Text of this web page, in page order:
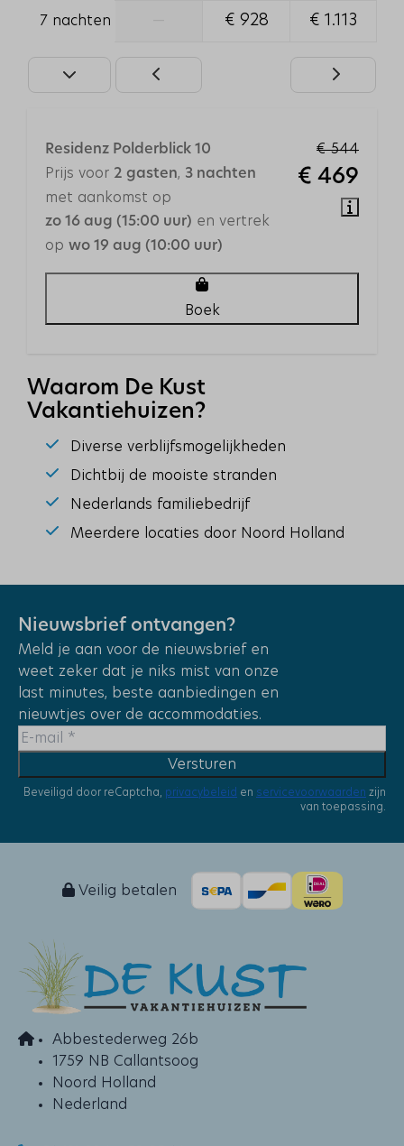
Buiten
Balkon
Ligging
Centrale ligging
Dichtbij het strand
Burgerbrug
Vakantieparken
Residenz Polderblick
7 nachten € 928 € 1.113
€ 544
€ 469
Residenz Polderblick 10
Prijs voor 2 gasten, 3 nachten
met aankomst op
zo 16 aug (15:00 uur) en vertrek
op wo 19 aug (10:00 uur)
Boek
Waarom De Kust
Vakantiehuizen?
Diverse verblijfsmogelijkheden
Dichtbij de mooiste stranden
Nederlands familiebedrijf
Meerdere locaties door Noord Holland
Nieuwsbrief ontvangen?
Meld je aan voor de nieuwsbrief en
weet zeker dat je niks mist van onze
last minutes, beste aanbiedingen en
nieuwtjes over de accommodaties.
Versturen
Beveiligd door reCaptcha, privacybeleid en servicevoorwaarden zijn
van toepassing.
Veilig betalen
Abbestederweg 26b
1759 NB Callantsoog
Noord Holland
Nederland